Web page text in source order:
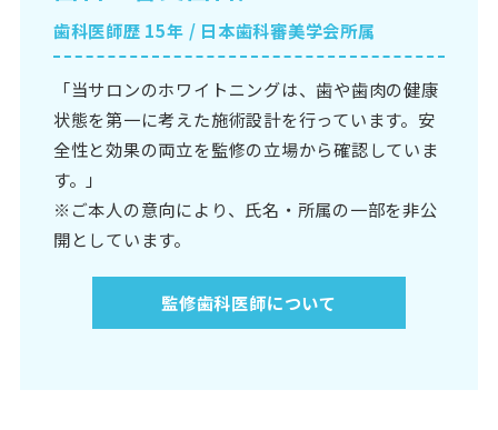
歯科医師歴 15年 / 日本歯科審美学会所属
「当サロンのホワイトニングは、歯や歯肉の健康
状態を第一に考えた施術設計を行っています。安
全性と効果の両立を監修の立場から確認していま
す。」
※ご本人の意向により、氏名・所属の一部を非公
開としています。
監修歯科医師について